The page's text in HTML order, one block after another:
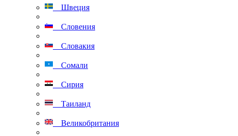
Швеция
Словения
Словакия
Сомали
Сирия
Таиланд
Великобритания